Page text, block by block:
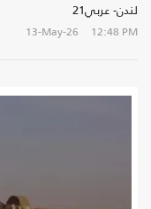
لندن- عربي21
13-May-26 12:48 PM